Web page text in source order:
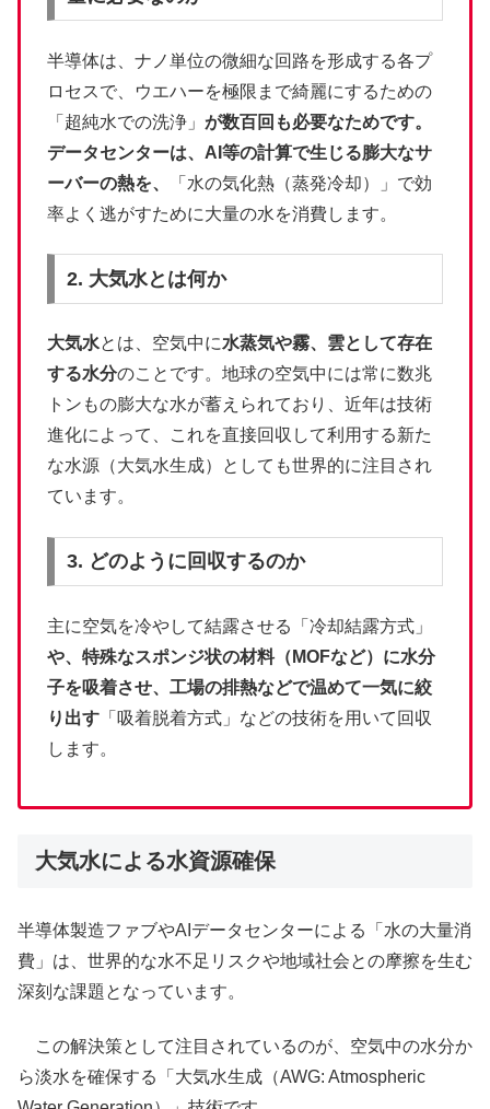
半導体は、ナノ単位の微細な回路を形成する各プ
ロセスで、ウエハーを極限まで綺麗にするための
「超純水での洗浄」 が数百回も必要なためです。
データセンターは、AI等の計算で生じる膨大なサ
ーバーの熱を、
「水の気化熱（蒸発冷却）」で効
率よく逃がすために大量の水を消費します。
2. 大気水とは何か
大気水とは、空気中に水蒸気や霧、雲として存在
する水分のことです。地球の空気中には常に数兆
トンもの膨大な水が蓄えられており、近年は技術
進化によって、これを直接回収して利用する新た
な水源（大気水生成）としても世界的に注目され
ています。
3. どのように回収するのか
主に空気を冷やして結露させる「冷却結露方式」
や、特殊なスポンジ状の材料（MOFなど）に水分
子を吸着させ、工場の排熱などで温めて一気に絞
り出す 「吸着脱着方式」などの技術を用いて回収
します。
大気水による水資源確保
半導体製造ファブやAIデータセンターによる「水の大量消
費」は、世界的な水不足リスクや地域社会との摩擦を生む
深刻な課題となっています。
この解決策として注目されているのが、空気中の水分か
ら淡水を確保する「大気水生成（AWG: Atmospheric